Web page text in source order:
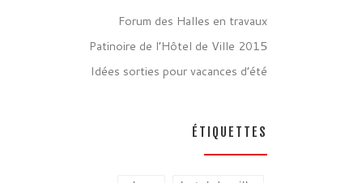
Forum des Halles en travaux
Patinoire de l’Hôtel de Ville 2015
Idées sorties pour vacances d’été
ÉTIQUETTES